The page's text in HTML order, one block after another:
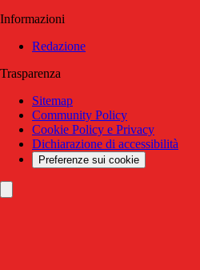
Informazioni
Redazione
Trasparenza
Sitemap
Community Policy
Cookie Policy e Privacy
Dichiarazione di accessibilità
Preferenze sui cookie